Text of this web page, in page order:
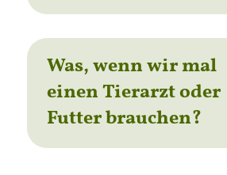
Was, wenn wir mal
einen Tierarzt oder
Futter brauchen?